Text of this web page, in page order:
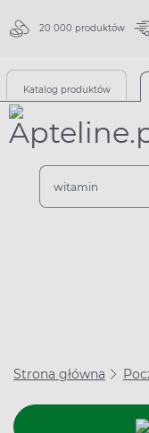
20 000 produktów
Katalog produktów
Strona główna